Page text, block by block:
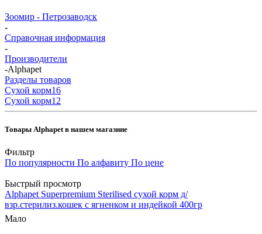
Зоомир - Петрозаводск
-
Справочная информация
-
Производители
-Alphapet
Разделы товаров
Cухой корм16
Cухой корм12
Товары Alphapet в нашем магазине
Фильтр
По популярности По алфавиту По цене
Быстрый просмотр
Alphapet Superpremium Sterilised сухой корм д/
взр.стерилиз.кошек с ягненком и индейкой 400гр
Мало